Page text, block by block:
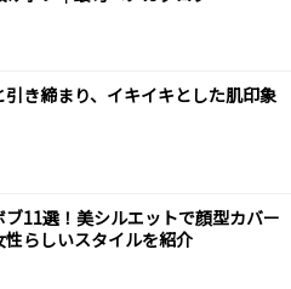
引き締まり、イキイキとした肌印象
ブ11選！美シルエットで顔型カバー
性らしいスタイルを紹介